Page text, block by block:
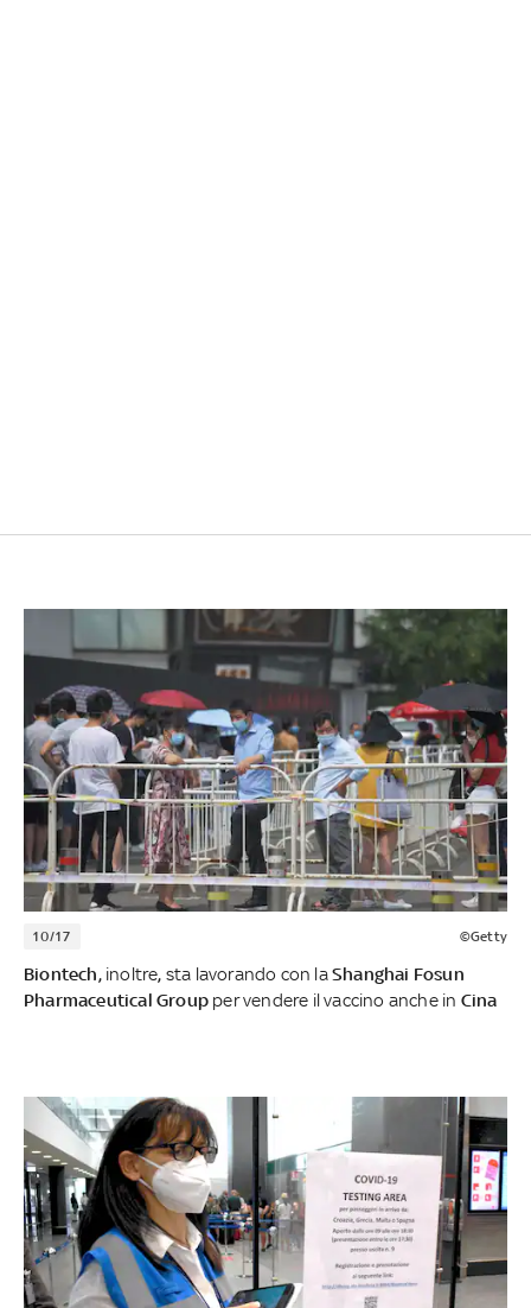
10/17 ©Getty
Biontech, inoltre, sta lavorando con laShanghai Fosun
Pharmaceutical Group per vendere il vaccino anche in Cina